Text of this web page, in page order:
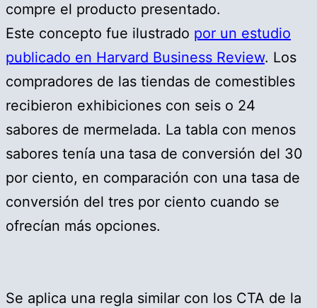
compre el producto presentado.
Este concepto fue ilustrado por un estudio
publicado en Harvard Business Review. Los
compradores de las tiendas de comestibles
recibieron exhibiciones con seis o 24
sabores de mermelada. La tabla con menos
sabores tenía una tasa de conversión del 30
por ciento, en comparación con una tasa de
conversión del tres por ciento cuando se
ofrecían más opciones.
Se aplica una regla similar con los CTA de la